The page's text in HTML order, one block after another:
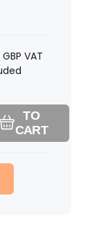
GBP VAT
TO
CART